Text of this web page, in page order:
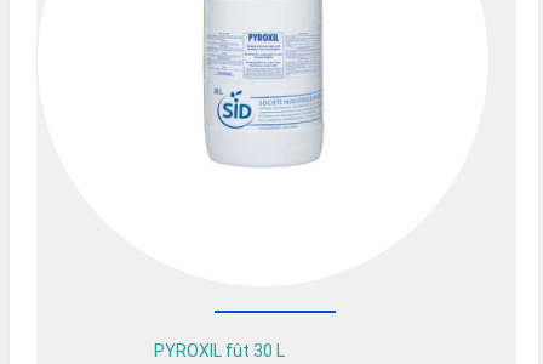
PYROXIL fût 30 L